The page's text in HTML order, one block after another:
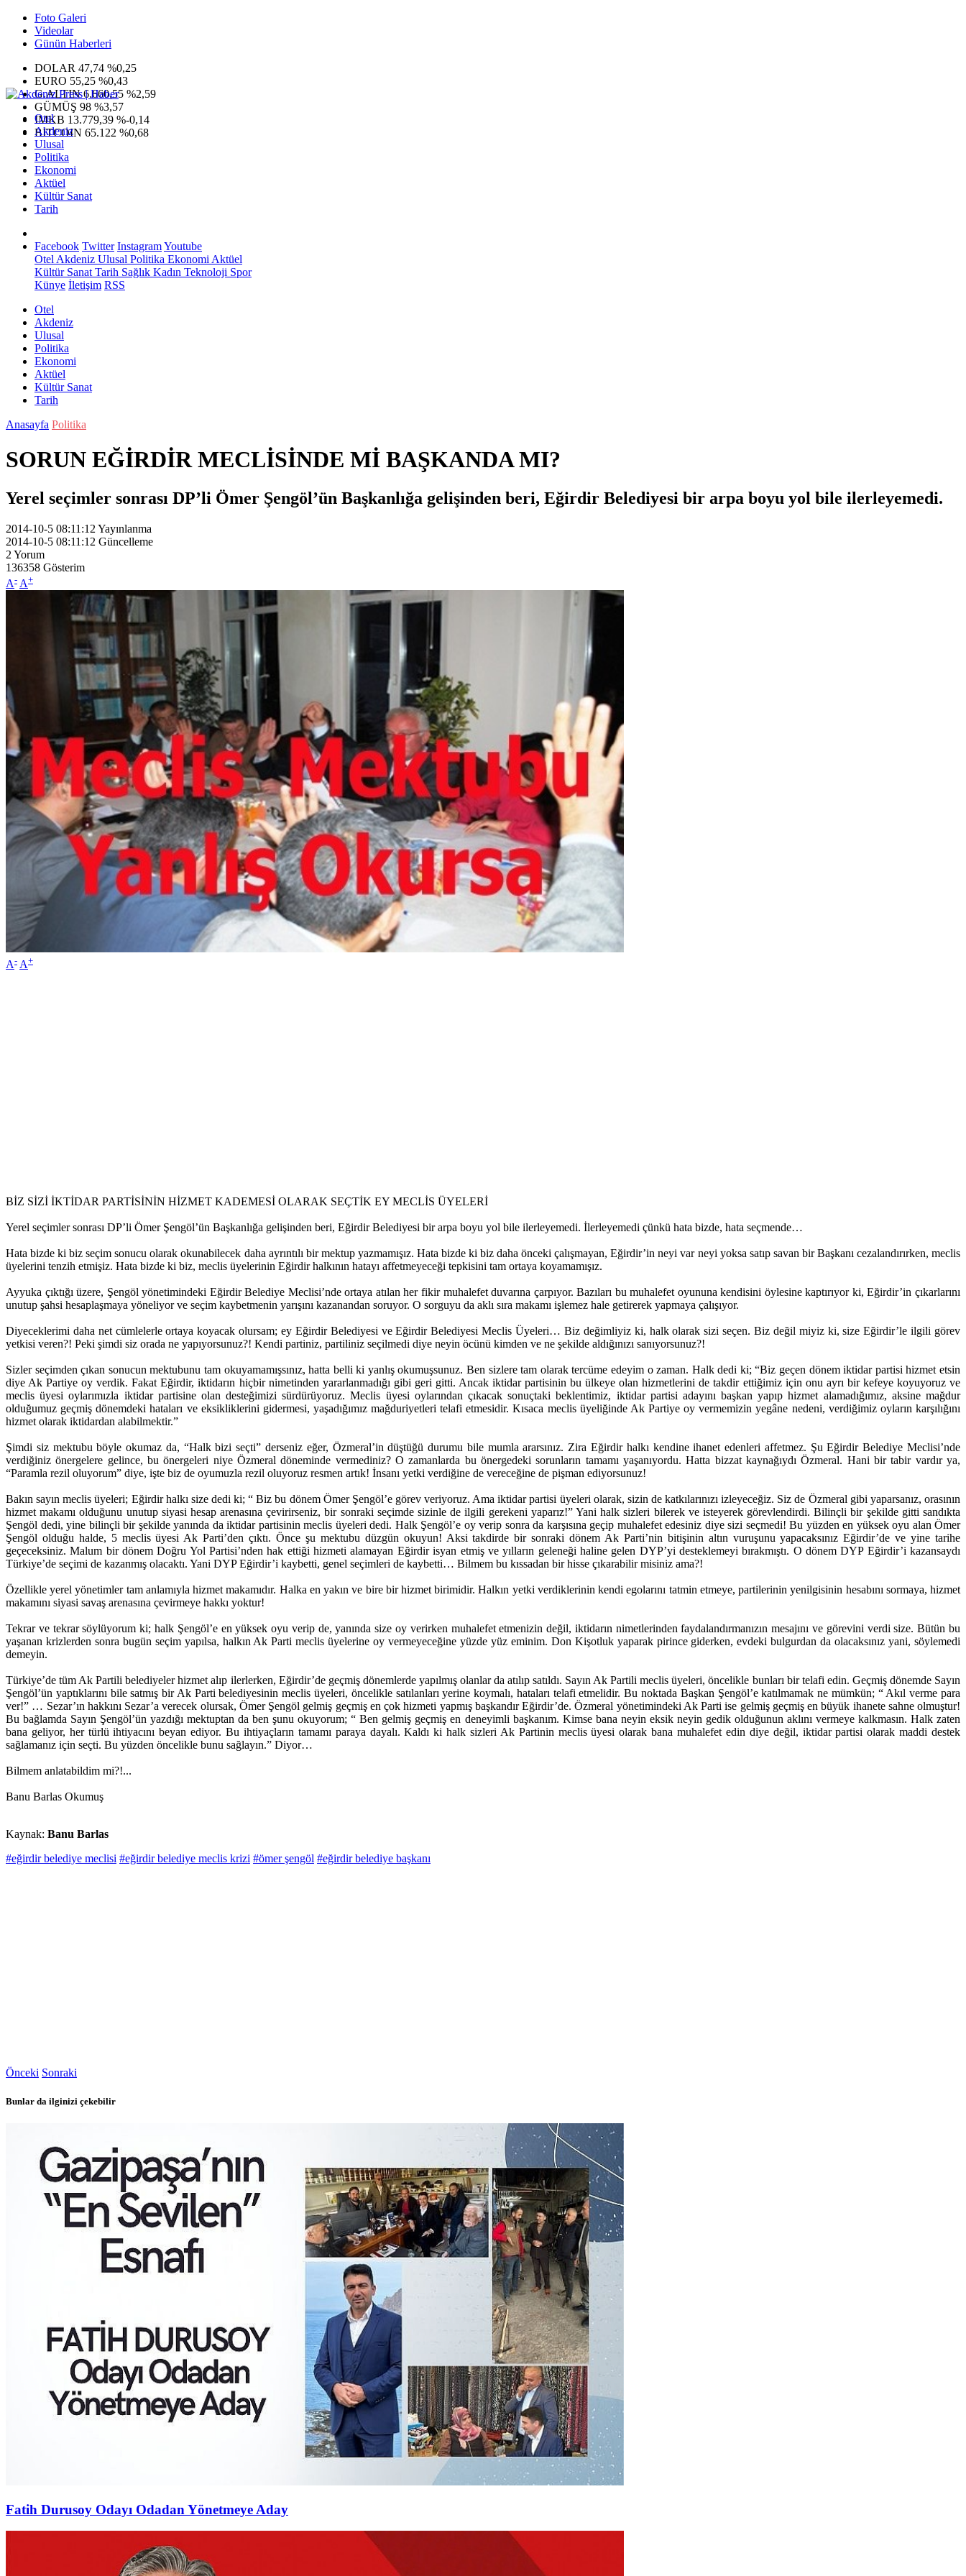
Foto Galeri
Videolar
Günün Haberleri
DOLAR 47,74 %0,25
EURO 55,25 %0,43
G.ALTIN6.660,55 %2,59
GÜMÜŞ 98 %3,57
IMKB 13.779,39 %-0,14
BITCOIN 65.122 %0,68
Otel
Akdeniz
Ulusal
Politika
Ekonomi
Aktüel
Kültür Sanat
Tarih
Facebook Twitter InstagramYoutube
Otel Akdeniz Ulusal Politika Ekonomi Aktüel
Kültür Sanat Tarih Sağlık Kadın Teknoloji Spor
Künye İletişim RSS
Otel
Akdeniz
Ulusal
Politika
Ekonomi
Aktüel
Kültür Sanat
Tarih
Anasayfa Politika
SORUN EĞİRDİR MECLİSİNDE Mİ BAŞKANDA MI?
Yerel seçimler sonrası DP’li Ömer Şengöl’ün Başkanlığa gelişinden beri, Eğirdir Belediyesi bir arpa boyu yol bile ilerleyemedi.
2014-10-5 08:11:12 Yayınlanma
2014-10-5 08:11:12 Güncelleme
2 Yorum
136358 Gösterim
A- A+
A- A+
BİZ SİZİ İKTİDAR PARTİSİNİN HİZMET KADEMESİ OLARAK SEÇTİK EY MECLİS ÜYELERİ
Yerel seçimler sonrası DP’li Ömer Şengöl’ün Başkanlığa gelişinden beri, Eğirdir Belediyesi bir arpa boyu yol bile ilerleyemedi. İlerleyemedi çünkü hata bizde, hata seçmende…
Hata bizde ki biz seçim sonucu olarak okunabilecek daha ayrıntılı bir mektup yazmamışız. Hata bizde ki biz daha önceki çalışmayan, Eğirdir’in neyi var neyi yoksa satıp savan bir Başkanı cezalandırırken, meclis
üyelerini tenzih etmişiz. Hata bizde ki biz, meclis üyelerinin Eğirdir halkının hatayı affetmeyeceği tepkisini tam ortaya koyamamışız.
Ayyuka çıktığı üzere, Şengöl yönetimindeki Eğirdir Belediye Meclisi’nde ortaya atılan her fikir muhalefet duvarına çarpıyor. Bazıları bu muhalefet oyununa kendisini öylesine kaptırıyor ki, Eğirdir’in çıkarlarını
unutup şahsi hesaplaşmaya yöneliyor ve seçim kaybetmenin yarışını kazanandan soruyor. O sorguyu da aklı sıra makamı işlemez hale getirerek yapmaya çalışıyor.
Diyeceklerimi daha net cümlelerle ortaya koyacak olursam; ey Eğirdir Belediyesi ve Eğirdir Belediyesi Meclis Üyeleri… Biz değimliyiz ki, halk olarak sizi seçen. Biz değil miyiz ki, size Eğirdir’le ilgili görev
yetkisi veren?! Peki şimdi siz orada ne yapıyorsunuz?! Kendi partiniz, partiliniz seçilmedi diye neyin öcünü kimden ve ne şekilde aldığınızı sanıyorsunuz?!
Sizler seçimden çıkan sonucun mektubunu tam okuyamamışsınız, hatta belli ki yanlış okumuşsunuz. Ben sizlere tam olarak tercüme edeyim o zaman. Halk dedi ki; “Biz geçen dönem iktidar partisi hizmet etsin
diye Ak Partiye oy verdik. Fakat Eğirdir, iktidarın hiçbir nimetinden yararlanmadığı gibi geri gitti. Ancak iktidar partisinin bu ülkeye olan hizmetlerini de takdir ettiğimiz için onu ayrı bir kefeye koyuyoruz ve
meclis üyesi oylarımızla iktidar partisine olan desteğimizi sürdürüyoruz. Meclis üyesi oylarından çıkacak sonuçtaki beklentimiz, iktidar partisi adayını başkan yapıp hizmet alamadığımız, aksine mağdur
olduğumuz geçmiş dönemdeki hataları ve eksikliklerini gidermesi, yaşadığımız mağduriyetleri telafi etmesidir. Kısaca meclis üyeliğinde Ak Partiye oy vermemizin yegâne nedeni, verdiğimiz oyların karşılığını
hizmet olarak iktidardan alabilmektir.”
Şimdi siz mektubu böyle okumaz da, “Halk bizi seçti” derseniz eğer, Özmeral’in düştüğü durumu bile mumla ararsınız. Zira Eğirdir halkı kendine ihanet edenleri affetmez. Şu Eğirdir Belediye Meclisi’nde
verdiğiniz önergelere gelince, bu önergeleri niye Özmeral döneminde vermediniz? O zamanlarda bu önergedeki sorunların tamamı yaşanıyordu. Hatta bizzat kaynağıydı Özmeral. Hani bir tabir vardır ya,
“Paramla rezil oluyorum” diye, işte biz de oyumuzla rezil oluyoruz resmen artık! İnsanı yetki verdiğine de vereceğine de pişman ediyorsunuz!
Bakın sayın meclis üyeleri; Eğirdir halkı size dedi ki; “ Biz bu dönem Ömer Şengöl’e görev veriyoruz. Ama iktidar partisi üyeleri olarak, sizin de katkılarınızı izleyeceğiz. Siz de Özmeral gibi yaparsanız, orasının
hizmet makamı olduğunu unutup siyasi hesap arenasına çevirirseniz, bir sonraki seçimde sizinle de ilgili gerekeni yaparız!” Yani halk sizleri bilerek ve isteyerek görevlendirdi. Bilinçli bir şekilde gitti sandıkta
Şengöl dedi, yine bilinçli bir şekilde yanında da iktidar partisinin meclis üyeleri dedi. Halk Şengöl’e oy verip sonra da karşısına geçip muhalefet edesiniz diye sizi seçmedi! Bu yüzden en yüksek oyu alan Ömer
Şengöl olduğu halde, 5 meclis üyesi Ak Parti’den çıktı. Önce şu mektubu düzgün okuyun! Aksi takdirde bir sonraki dönem Ak Parti’nin bitişinin altın vuruşunu yapacaksınız Eğirdir’de ve yine tarihe
geçeceksiniz. Malum bir dönem Doğru Yol Partisi’nden hak ettiği hizmeti alamayan Eğirdir isyan etmiş ve yılların geleneği haline gelen DYP’yi desteklemeyi bırakmıştı. O dönem DYP Eğirdir’i kazansaydı
Türkiye’de seçimi de kazanmış olacaktı. Yani DYP Eğirdir’i kaybetti, genel seçimleri de kaybetti… Bilmem bu kıssadan bir hisse çıkarabilir misiniz ama?!
Özellikle yerel yönetimler tam anlamıyla hizmet makamıdır. Halka en yakın ve bire bir hizmet birimidir. Halkın yetki verdiklerinin kendi egolarını tatmin etmeye, partilerinin yenilgisinin hesabını sormaya, hizmet
makamını siyasi savaş arenasına çevirmeye hakkı yoktur!
Tekrar ve tekrar söylüyorum ki; halk Şengöl’e en yüksek oyu verip de, yanında size oy verirken muhalefet etmenizin değil, iktidarın nimetlerinden faydalandırmanızın mesajını ve görevini verdi size. Bütün bu
yaşanan krizlerden sonra bugün seçim yapılsa, halkın Ak Parti meclis üyelerine oy vermeyeceğine yüzde yüz eminim. Don Kişotluk yaparak pirince giderken, evdeki bulgurdan da olacaksınız yani, söylemedi
demeyin.
Türkiye’de tüm Ak Partili belediyeler hizmet alıp ilerlerken, Eğirdir’de geçmiş dönemlerde yapılmış olanlar da atılıp satıldı. Sayın Ak Partili meclis üyeleri, öncelikle bunları bir telafi edin. Geçmiş dönemde Sayın
Şengöl’ün yaptıklarını bile satmış bir Ak Parti belediyesinin meclis üyeleri, öncelikle satılanları yerine koymalı, hataları telafi etmelidir. Bu noktada Başkan Şengöl’e katılmamak ne mümkün; “ Akıl verme para
ver!” … Sezar’ın hakkını Sezar’a verecek olursak, Ömer Şengöl gelmiş geçmiş en çok hizmeti yapmış başkandır Eğirdir’de. Özmeral yönetimindeki Ak Parti ise gelmiş geçmiş en büyük ihanete sahne olmuştur!
Bu bağlamda Sayın Şengöl’ün yazdığı mektuptan da ben şunu okuyorum; “ Ben gelmiş geçmiş en deneyimli başkanım. Kimse bana neyin eksik neyin gedik olduğunun aklını vermeye kalkmasın. Halk zaten
bana geliyor, her türlü ihtiyacını beyan ediyor. Bu ihtiyaçların tamamı paraya dayalı. Kaldı ki halk sizleri Ak Partinin meclis üyesi olarak bana muhalefet edin diye değil, iktidar partisi olarak maddi destek
sağlamanız için seçti. Bu yüzden öncelikle bunu sağlayın.” Diyor…
Bilmem anlatabildim mi?!...
Banu Barlas Okumuş
Kaynak: Banu Barlas
#eğirdir belediye meclisi #eğirdir belediye meclis krizi #ömer şengöl #eğirdir belediye başkanı
Önceki Sonraki
Bunlar da ilginizi çekebilir
Fatih Durusoy Odayı Odadan Yönetmeye Aday